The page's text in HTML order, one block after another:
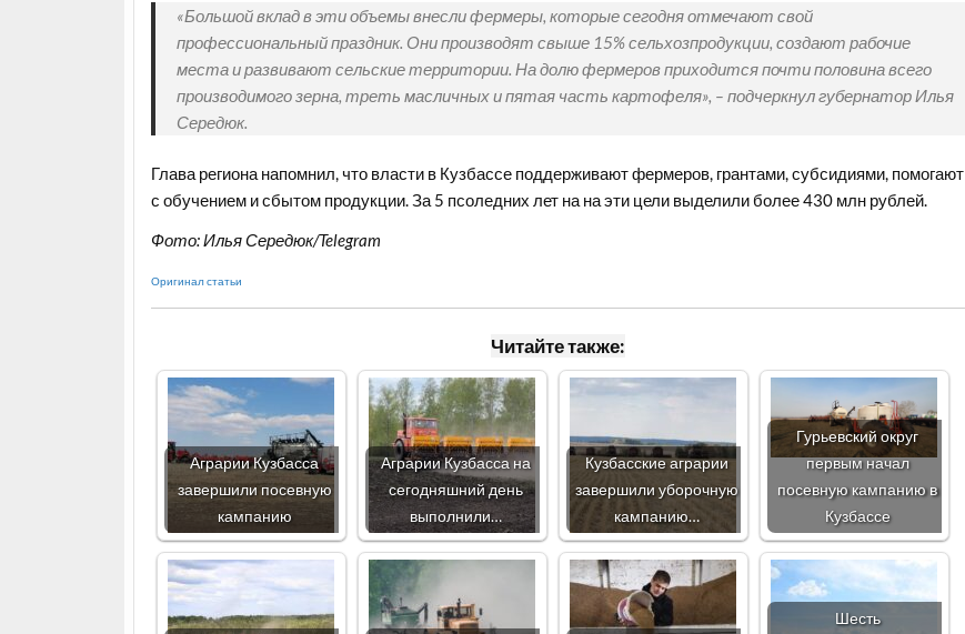
«Большой вклад в эти объемы внесли фермеры, которые сегодня отмечают свой
профессиональный праздник. Они производят свыше 15% сельхозпродукции, создают рабочие
места и развивают сельские территории. На долю фермеров приходится почти половина всего
производимого зерна, треть масличных и пятая часть картофеля», – подчеркнул губернатор Илья
Середюк.
Глава региона напомнил, что власти в Кузбассе поддерживают фермеров, грантами, субсидиями, помогают
с обучением и сбытом продукции. За 5 псоледних лет на на эти цели выделили более 430 млн рублей.
Фото: Илья Середюк/Telegram
Оригинал статьи
Читайте также:
Аграрии Кузбасса
завершили посевную
кампанию
Аграрии Кузбасса на
сегодняшний день
выполнили…
Кузбасские аграрии
завершили уборочную
кампанию…
Гурьевский округ
первым начал
посевную кампанию в
Кузбассе
Шесть